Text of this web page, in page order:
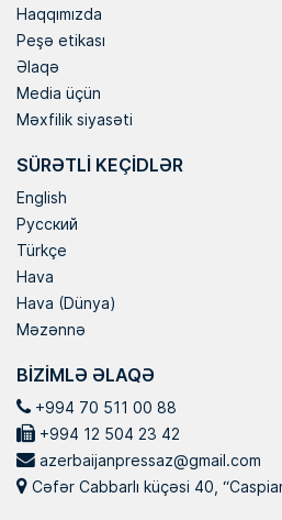
Haqqımızda
Peşə etikası
Əlaqə
Media üçün
Məxfilik siyasəti
SÜRƏTLI KEÇIDLƏR
English
Русский
Türkçe
Hava
Hava (Dünya)
Məzənnə
BIZIMLƏ ƏLAQƏ
+994 70 511 00 88
+994 12 504 23 42
azerbaijanpressaz@gmail.com
Cəfər Cabbarlı küçəsi 40,